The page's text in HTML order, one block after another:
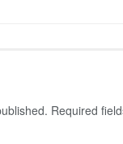
Required